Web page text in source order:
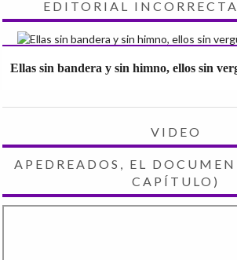
EDITORIAL INCORRECTA
Ellas sin bandera y sin himno, ellos sin
VIDEO
APEDREADOS, EL
CAPÍTULO)